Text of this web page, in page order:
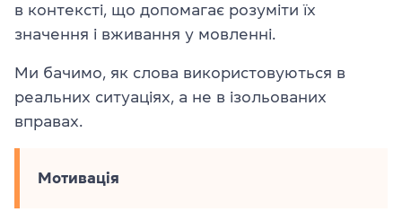
в контексті, що допомагає розуміти їх
значення і вживання у мовленні.
Ми бачимо, як слова використовуються в
реальних ситуаціях, а не в ізольованих
вправах.
Мотивація